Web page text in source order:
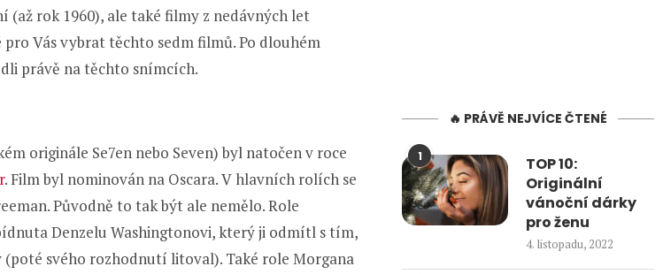
(až rok 1960), ale také filmy z nedávných let
Vás vybrat těchto sedm filmů. Po dlouhém
právě na těchto snímcích.
originále Se7en nebo Seven) byl natočen v roce
. Film byl nominován na Oscara. V hlavních rolích se
Původně to tak být ale nemělo. Role
Denzelu Washingtonovi, který ji odmítl s tím,
svého rozhodnutí litoval). Také role Morgana
🔥 PRÁVĚ NEJVÍCE ČTENÉ
1
TOP 10:
Originální
vánoční dárky
pro ženu
4. listopadu, 2022